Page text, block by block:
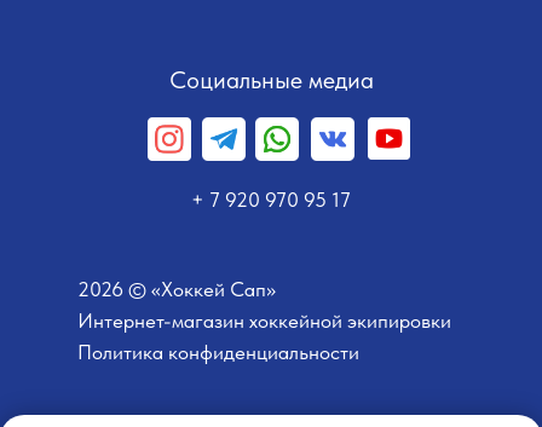
2026 © «Хоккей Сап»
Интернет-магазин хоккейной экипировки
Политика конфиденциальности
+ 7 920 970 95 17
Социальные медиа